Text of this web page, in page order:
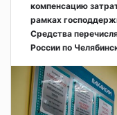
компенсацию
рамках
Средства
России по